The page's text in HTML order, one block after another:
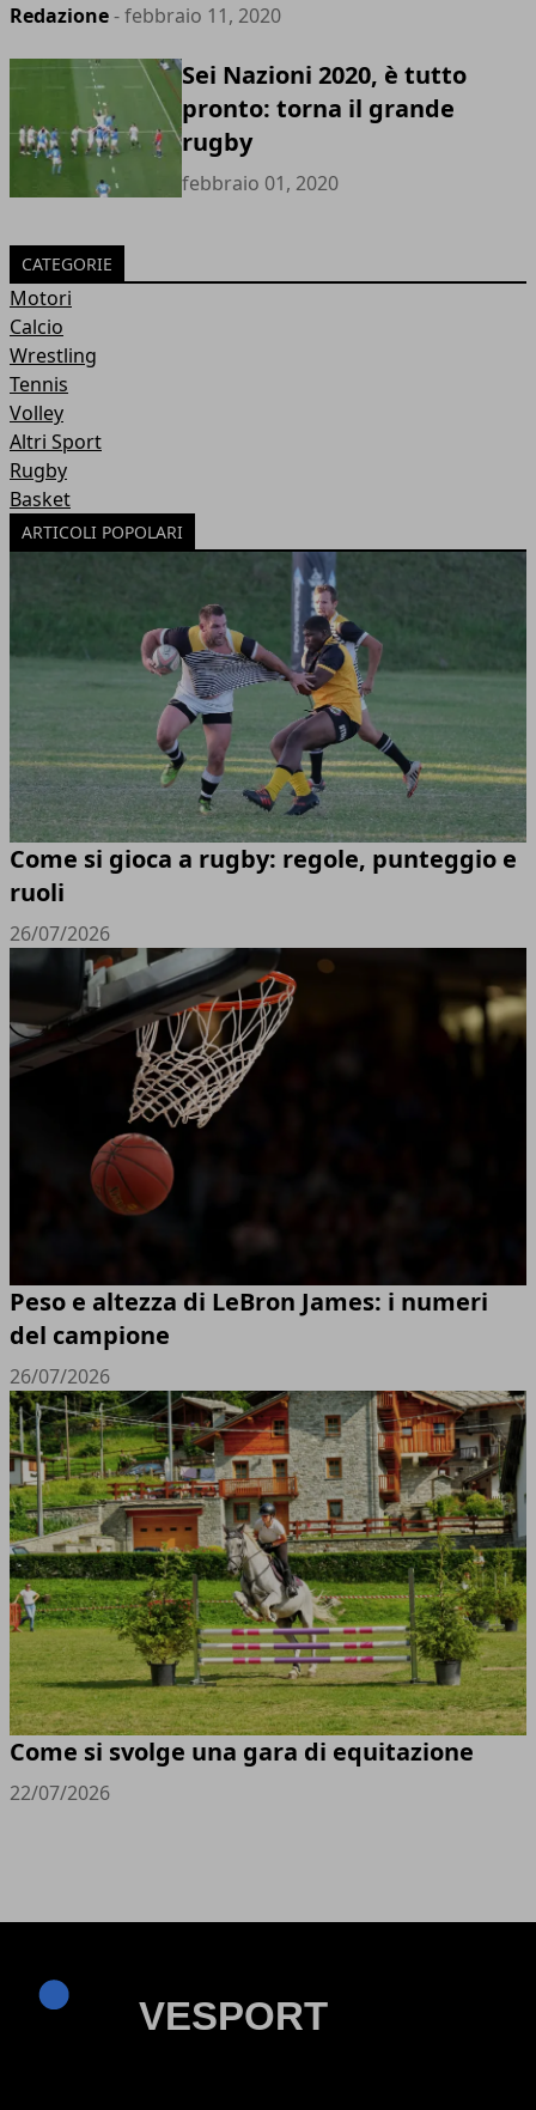
Redazione- febbraio 11, 2020
Sei Nazioni 2020, è tutto
pronto: torna il grande
rugby
febbraio 01, 2020
CATEGORIE
Motori
Calcio
Wrestling
Tennis
Volley
Altri Sport
Rugby
Basket
ARTICOLI POPOLARI
Come si gioca a rugby: regole, punteggio e
ruoli
26/07/2026
Peso e altezza di LeBron James: i numeri
del campione
26/07/2026
Come si svolge una gara di equitazione
22/07/2026